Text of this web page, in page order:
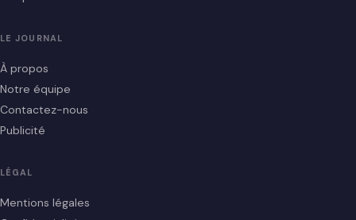
LE JOURNAL
À propos
Notre équipe
Contactez-nous
Publicité
LÉGAL
Mentions légales